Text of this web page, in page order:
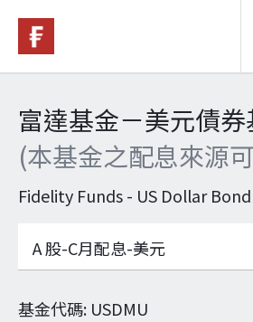
基金與配息
永續投資
富達基金－美元債券
(本基金之配息來源
Fidelity Funds - US Dollar
基金代碼: USDMU